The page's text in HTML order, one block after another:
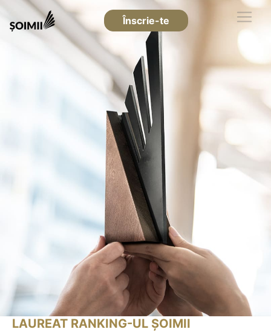
Înscrie-te
LAUREAT RANKING-UL ȘOIMII